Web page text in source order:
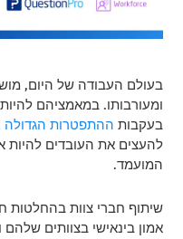
בעולם העבודה של היום,
ומעורבותו.במאמציהם
בעקבות ההתפטרות הגדולה
להעצים את העובדים להיות
המועמד.
שיתוף חברי צוות בהחלטות
אמון בינאישי בצוותים